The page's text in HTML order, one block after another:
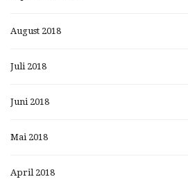
August 2018
Juli 2018
Juni 2018
Mai 2018
April 2018